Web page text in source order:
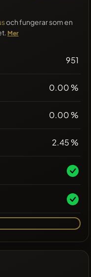
och fungerar som en
Mer
951
0.00 %
0.00 %
2.45 %